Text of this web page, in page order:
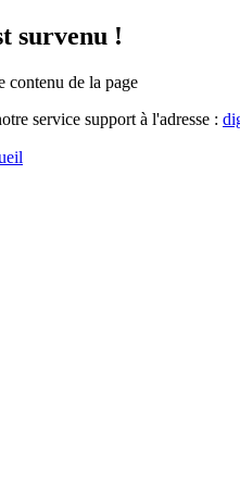
survenu !
contenu de la page
service support à l'adresse :